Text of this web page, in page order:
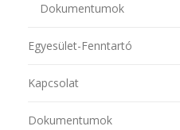
Dokumentumok
Egyesület-Fenntartó
Kapcsolat
Dokumentumok